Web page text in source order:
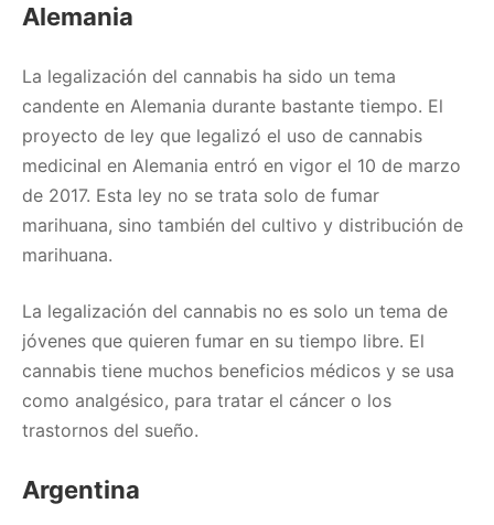
Alemania
La legalización del cannabis ha sido un tema
candente en Alemania durante bastante tiempo. El
proyecto de ley que legalizó el uso de cannabis
medicinal en Alemania entró en vigor el 10 de marzo
de 2017. Esta ley no se trata solo de fumar
marihuana, sino también del cultivo y distribución de
marihuana.
La legalización del cannabis no es solo un tema de
jóvenes que quieren fumar en su tiempo libre. El
cannabis tiene muchos beneficios médicos y se usa
como analgésico, para tratar el cáncer o los
trastornos del sueño.
Argentina